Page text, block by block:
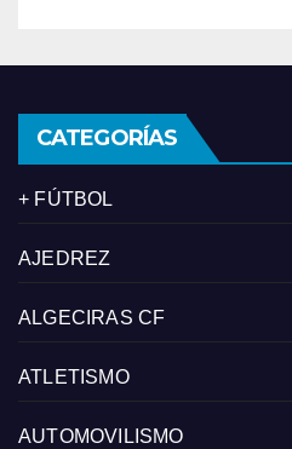
CATEGORÍAS
+ FÚTBOL
AJEDREZ
ALGECIRAS CF
ATLETISMO
AUTOMOVILISMO